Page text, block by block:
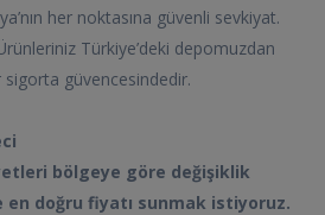
her noktasına güvenli sevkiyat.
Türkiye’deki depomuzdan
sigorta güvencesindedir.
bölgeye göre değişiklik
doğru fiyatı sunmak istiyoruz.